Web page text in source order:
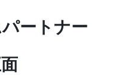
ートナー